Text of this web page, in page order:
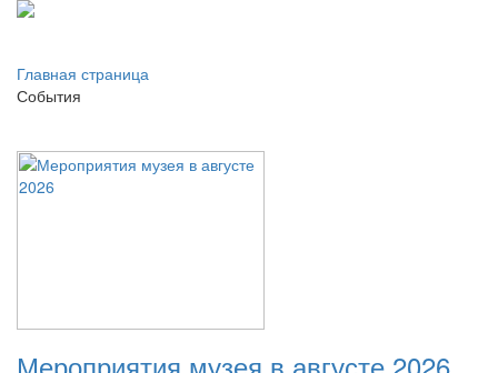
Главная страница
События